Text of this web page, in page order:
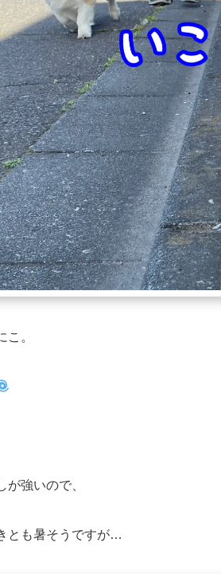
こ。
が強いので、
とも暑そうですが…